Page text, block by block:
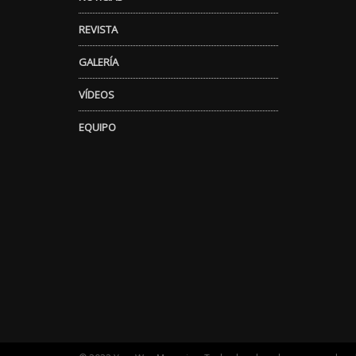
REVISTA
GALERÍA
VÍDEOS
EQUIPO